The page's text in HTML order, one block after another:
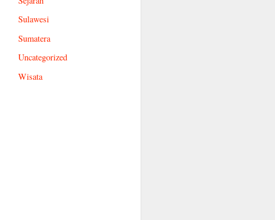
Sulawesi
Sumatera
Uncategorized
Wisata